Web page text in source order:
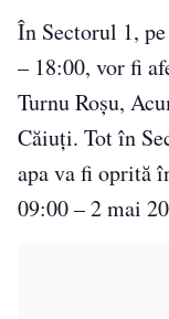
În Sectorul 1,
– 18:00, vor fi
Turnu Roșu,
Căiuți. Tot în
apa va fi oprită
09:00 – 2 mai